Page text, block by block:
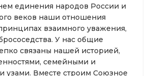
единения народов России и
веков наши отношения
взаимного уважения,
У нас общие
связаны нашей историей,
семейными и
узами. Вместе строим Союзное